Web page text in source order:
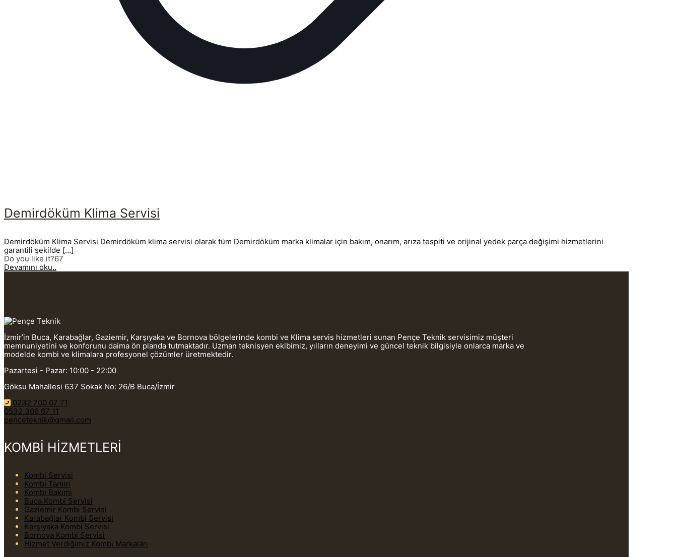
Demirdöküm Klima Servisi
Demirdöküm Klima Servisi Demirdöküm klima servisi olarak tüm Demirdöküm marka klimalar için bakım, onarım, arıza tespiti ve orijinal yedek parça değişimi hizmetlerini
garantili şekilde […]
Do you like it?67
Devamını oku..
İzmir’in Buca, Karabağlar, Gaziemir, Karşıyaka ve Bornova bölgelerinde kombi ve Klima servis hizmetleri sunan Pençe Teknik servisimiz müşteri
memnuniyetini ve konforunu daima ön planda tutmaktadır. Uzman teknisyen ekibimiz, yılların deneyimi ve güncel teknik bilgisiyle onlarca marka ve
modelde kombi ve klimalara profesyonel çözümler üretmektedir.
Pazartesi - Pazar: 10:00 - 22:00
Göksu Mahallesi 637 Sokak No: 26/B Buca/İzmir
0232 700 07 71
0532 306 67 11
penceteknik@gmail.com
KOMBİ HİZMETLERİ
Kombi Servisi
Kombi Tamiri
Kombi Bakımı
Buca Kombi Servisi
Gaziemir Kombi Servisi
Karabağlar Kombi Servisi
Karşıyaka Kombi Servisi
Bornova Kombi Servisi
Hizmet Verdiğimiz Kombi Markaları